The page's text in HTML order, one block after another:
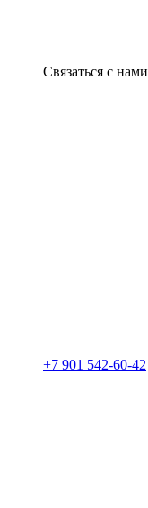
Связаться с нами
+7 901 542-60-42